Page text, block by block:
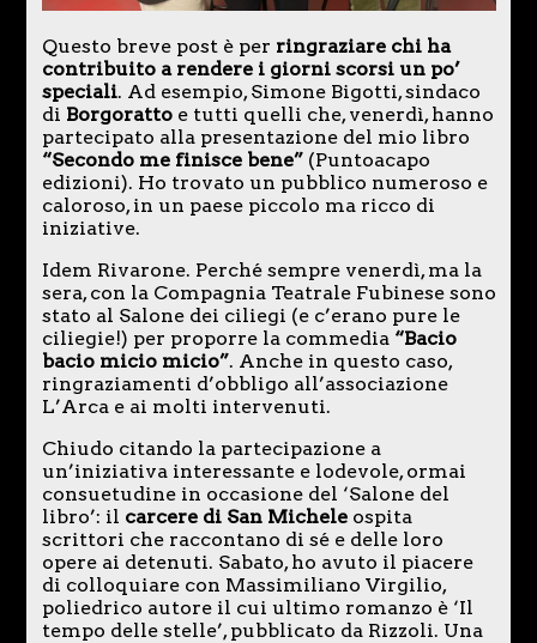
Questo breve post è per ringraziare chi ha
contribuito a rendere i giorni scorsi un po’
speciali. Ad esempio, Simone Bigotti, sindaco
di Borgorattoe tutti quelli che, venerdì, hanno
partecipato alla presentazione del mio libro
“Secondo me finisce bene” (Puntoacapo
edizioni). Ho trovato un pubblico numeroso e
caloroso, in un paese piccolo ma ricco di
iniziative.
Idem Rivarone. Perché sempre venerdì, ma la
sera, con la Compagnia Teatrale Fubinese sono
stato al Salone dei ciliegi (e c’erano pure le
ciliegie!) per proporre la commedia“Bacio
bacio micio micio”. Anche in questo caso,
ringraziamenti d’obbligo all’associazione
L’Arca e ai molti intervenuti.
Chiudo citando la partecipazione a
un’iniziativa interessante e lodevole, ormai
consuetudine in occasione del ‘Salone del
libro’: il carcere di San Michele ospita
scrittori che raccontano di sé e delle loro
opere ai detenuti. Sabato, ho avuto il piacere
di colloquiare con Massimiliano Virgilio,
poliedrico autore il cui ultimo romanzo è ‘Il
tempo delle stelle’, pubblicato da Rizzoli. Una